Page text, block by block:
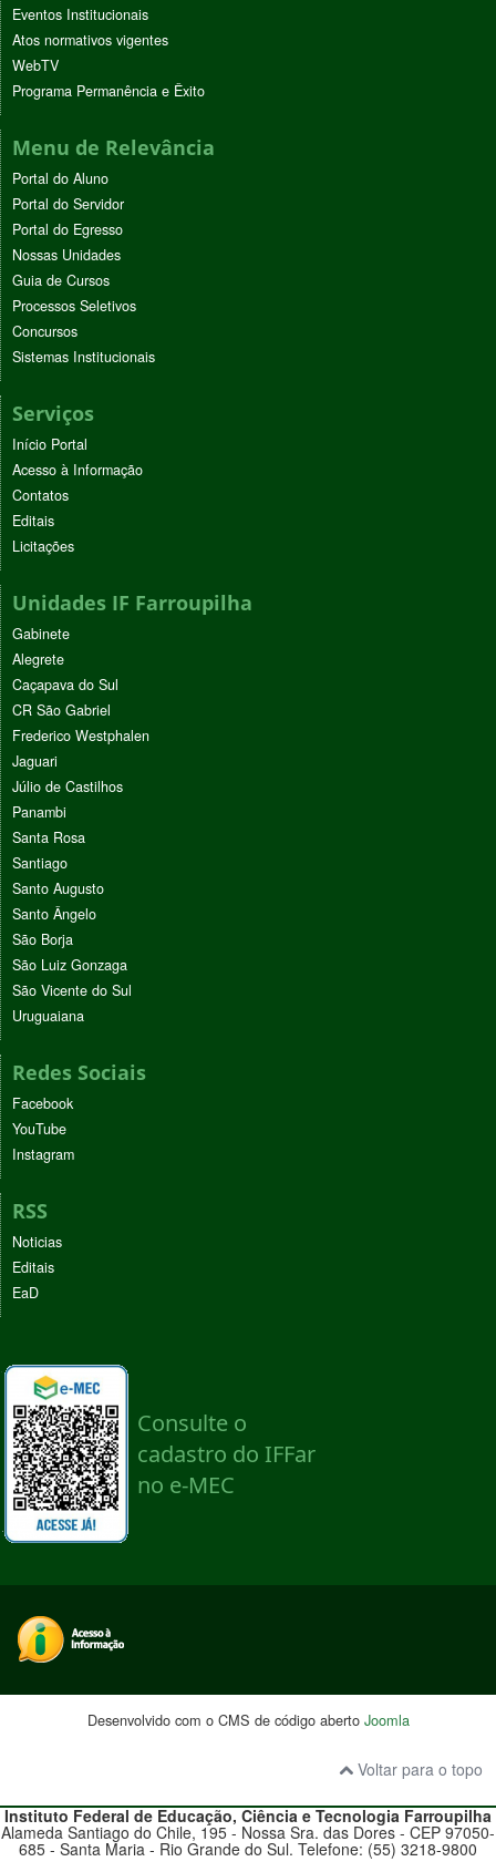
Eventos Institucionais
Atos normativos vigentes
WebTV
Programa Permanência e Êxito
Menu de Relevância
Portal do Aluno
Portal do Servidor
Portal do Egresso
Nossas Unidades
Guia de Cursos
Processos Seletivos
Concursos
Sistemas Institucionais
Serviços
Início Portal
Acesso à Informação
Contatos
Editais
Licitações
Unidades IF Farroupilha
Gabinete
Alegrete
Caçapava do Sul
CR São Gabriel
Frederico Westphalen
Jaguari
Júlio de Castilhos
Panambi
Santa Rosa
Santiago
Santo Augusto
Santo Ângelo
São Borja
São Luiz Gonzaga
São Vicente do Sul
Uruguaiana
Redes Sociais
Facebook
YouTube
Instagram
RSS
Noticias
Editais
EaD
Desenvolvido com o CMS de código aberto Joomla
Voltar para o topo
Instituto Federal de Educação, Ciência e TecnologiaFarroupilha
Alameda Santiago do Chile, 195 - Nossa Sra. das Dores - CEP 97050-
685 - Santa Maria - Rio Grande do Sul. Telefone: (55) 3218-9800